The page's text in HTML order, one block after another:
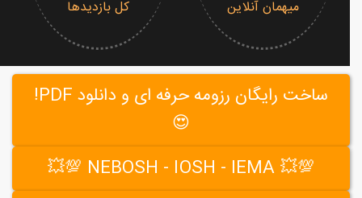
میهمان آنلاین کل بازدیدها
ساخت رایگان رزومه حرفه ای و دانلود PDF!
😍
💯💥 NEBOSH - IOSH - IEMA 💯💥